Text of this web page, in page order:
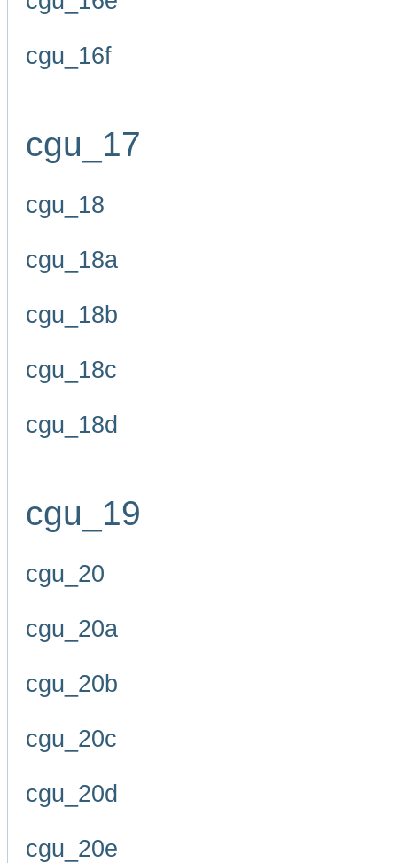
cgu_16f
cgu_17
cgu_18
cgu_18a
cgu_18b
cgu_18c
cgu_18d
cgu_19
cgu_20
cgu_20a
cgu_20b
cgu_20c
cgu_20d
cgu_20e